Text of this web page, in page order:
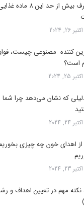
مصرف بیش از حد
اکتبر 26, 2024
کننده مصنوعی چیست،
است؟
اکتبر 25, 2024
دلیلی که نشان می‌دهد چرا
اکتبر 24, 2024
از اهدای خون چه چیزی
اکتبر 23, 2024
نکته مهم در تعیین اهداف